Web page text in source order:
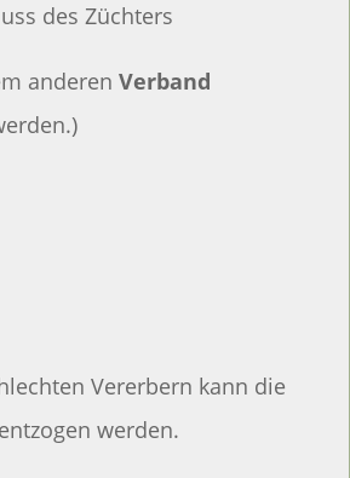
des Züchters
anderen Verband
Vererbern kann die
werden.